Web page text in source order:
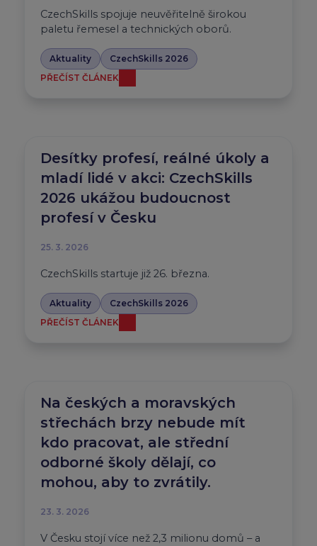
CzechSkills spojuje neuvěřitelně širokou
paletu řemesel a technických oborů.
Aktuality
CzechSkills 2026
PŘEČÍST ČLÁNEK
Desítky profesí, reálné úkoly a
mladí lidé v akci: CzechSkills
2026 ukážou budoucnost
profesí v Česku
25. 3. 2026
CzechSkills startuje již 26. března.
Aktuality
CzechSkills 2026
PŘEČÍST ČLÁNEK
Na českých a moravských
střechách brzy nebude mít
kdo pracovat, ale střední
odborné školy dělají, co
mohou, aby to zvrátily.
23. 3. 2026
V Česku stojí více než 2,3 milionu domů – a